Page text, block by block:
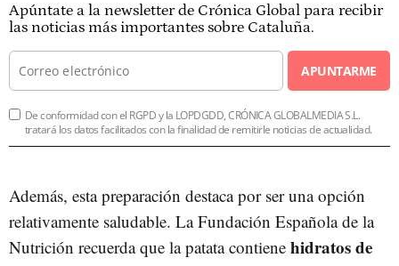
Apúntate a la newsletter de Crónica Global para recibir
las noticias más importantes sobre Cataluña.
APUNTARME
De conformidad con el RGPD y la LOPDGDD, CRÓNICA GLOBALMEDIA S.L.
tratará los datos facilitados con la finalidad de remitirle noticias de actualidad.
Además, esta preparación destaca por ser una opción
relativamente saludable. La Fundación Española de la
Nutrición recuerda que la patata contiene hidratos de